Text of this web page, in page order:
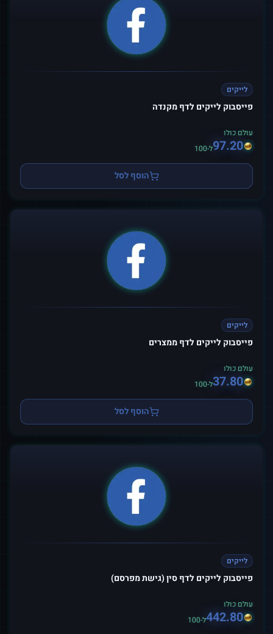
לייקים
פייסבוק לייקים לדף מקנדה
עולם כולו
97.20ל-100
הוסף לסל
לייקים
פייסבוק לייקים לדף ממצרים
עולם כולו
37.80ל-100
הוסף לסל
לייקים
פייסבוק לייקים לדף סין (גישת מפרסם)
עולם כולו
442.80ל-100